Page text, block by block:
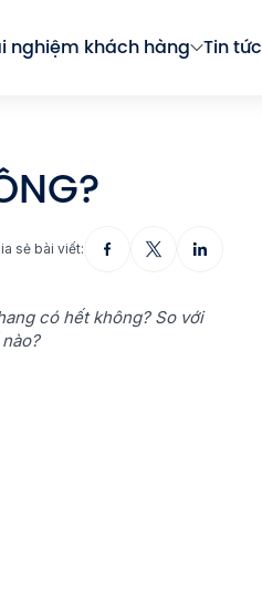
nghiệm khách hàng Tin tức
sẻ bài viết:
có hết không? So với